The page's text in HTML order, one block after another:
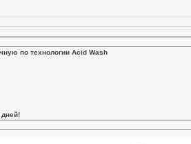
по технологии Acid Wash
дней!